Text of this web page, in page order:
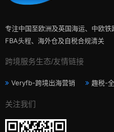
专注中国至欧洲及英国海运、中欧铁
FBA头程、海外仓及自税合规清关
跨境服务生态/友情链接
Veryfb-跨境出海营销 趣税-
关注我们